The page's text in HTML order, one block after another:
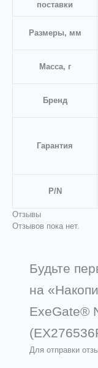
поставки
Размеры, мм
Масса, г
Бренд
Гарантия
P/N
Отзывы
Отзывов пока нет.
Будьте
на
ExeGate®
Для отправки